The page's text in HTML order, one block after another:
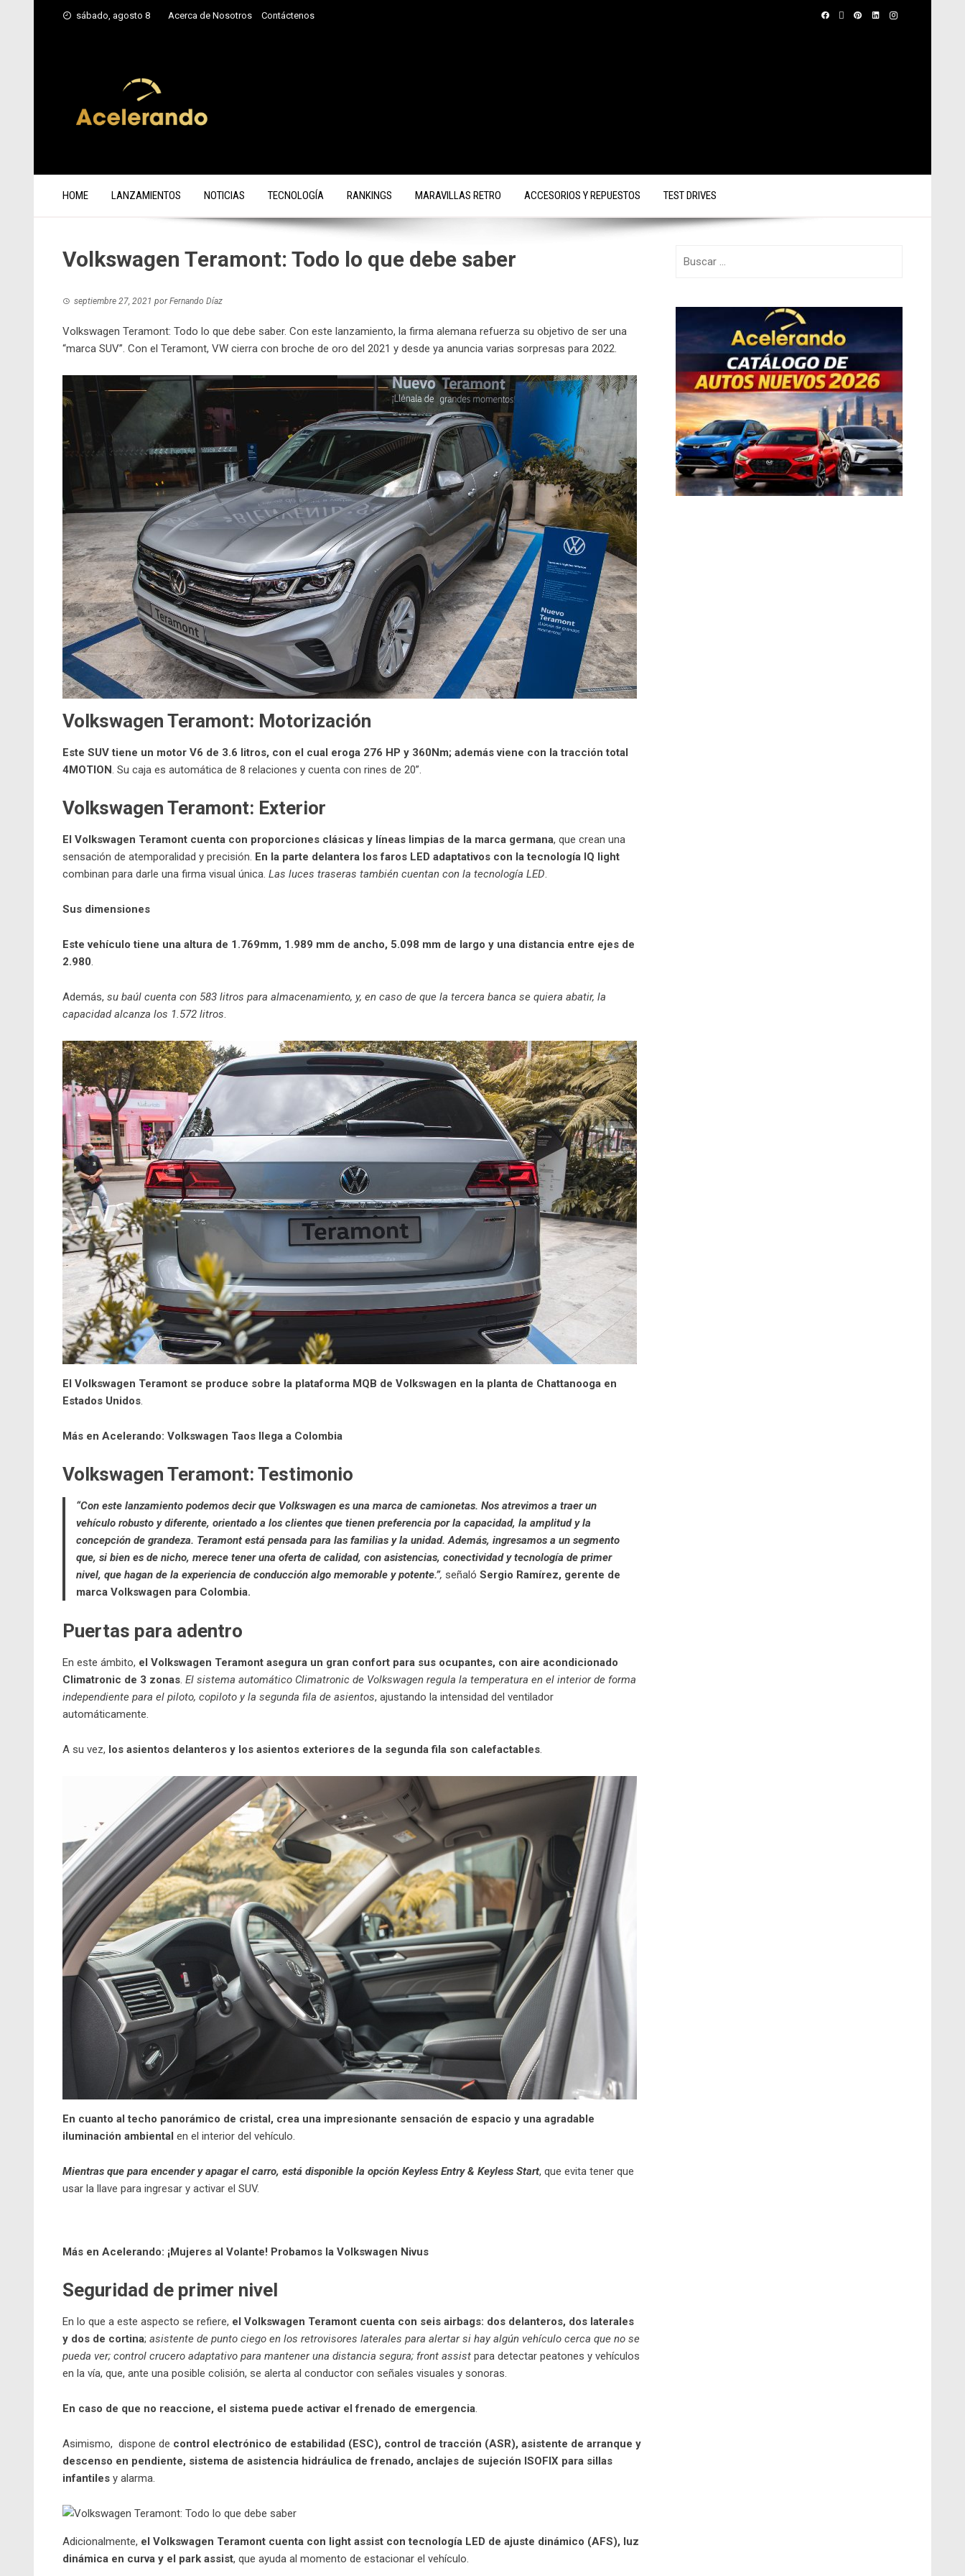
sábado, agosto 8 Acerca de Nosotros Contáctenos
HOME LANZAMIENTOS NOTICIAS TECNOLOGÍA RANKINGS MARAVILLAS RETRO ACCESORIOS Y REPUESTOS TEST DRIVES
Volkswagen Teramont: Todo lo que debe saber
septiembre 27, 2021 porFernando Díaz
Volkswagen Teramont: Todo lo que debe saber. Con este lanzamiento, la firma alemana refuerza su objetivo de ser una
“marca SUV”. Con el Teramont, VW cierra con broche de oro del 2021 y desde ya anuncia varias sorpresas para 2022.
Volkswagen Teramont: Motorización
Este SUV tiene un motor V6 de 3.6 litros, con el cual eroga 276 HP y 360Nm; además viene con la tracción total
4MOTION. Su caja es automática de 8 relaciones y cuenta con rines de 20”.
Volkswagen Teramont: Exterior
El Volkswagen Teramont cuenta con proporciones clásicas y líneas limpias de la marca germana, que crean una
sensación de atemporalidad y precisión. En la parte delantera los faros LED adaptativos con la tecnología IQ light
combinan para darle una firma visual única. Las luces traseras también cuentan con la tecnología LED.
Sus dimensiones
Este vehículo tiene una altura de 1.769mm, 1.989 mm de ancho, 5.098 mm de largo y una distancia entre ejes de
2.980.
Además, su baúl cuenta con 583 litros para almacenamiento, y, en caso de que la tercera banca se quiera abatir, la
capacidad alcanza los 1.572 litros.
El Volkswagen Teramont se produce sobre la plataforma MQB de Volkswagen en la planta de Chattanooga en
Estados Unidos.
Más en Acelerando: Volkswagen Taos llega a Colombia
Volkswagen Teramont: Testimonio
“Con este lanzamiento podemos decir que Volkswagen es una marca de camionetas. Nos atrevimos a traer un
vehículo robusto y diferente, orientado a los clientes que tienen preferencia por la capacidad, la amplitud y la
concepción de grandeza. Teramont está pensada para las familias y la unidad. Además, ingresamos a un segmento
que, si bien es de nicho, merece tener una oferta de calidad, con asistencias, conectividad y tecnología de primer
nivel, que hagan de la experiencia de conducción algo memorable y potente.”, señaló Sergio Ramírez, gerente de
marca Volkswagen para Colombia.
Puertas para adentro
En este ámbito, el Volkswagen Teramont asegura un gran confort para sus ocupantes, con aire acondicionado
Climatronic de 3 zonas. El sistema automático Climatronic de Volkswagen regula la temperatura en el interior de forma
independiente para el piloto, copiloto y la segunda fila de asientos, ajustando la intensidad del ventilador
automáticamente.
A su vez, los asientos delanteros y los asientos exteriores de la segunda fila son calefactables.
En cuanto al techo panorámico de cristal, crea una impresionante sensación de espacio y una agradable
iluminación ambiental en el interior del vehículo.
Mientras que para encender y apagar el carro, está disponible la opción Keyless Entry & Keyless Start, que evita tener que
usar la llave para ingresar y activar el SUV.
Más en Acelerando: ¡Mujeres al Volante! Probamos la Volkswagen Nivus
Seguridad de primer nivel
En lo que a este aspecto se refiere, el Volkswagen Teramont cuenta con seis airbags: dos delanteros, dos laterales
y dos de cortina; asistente de punto ciego en los retrovisores laterales para alertar si hay algún vehículo cerca que no se
pueda ver; control crucero adaptativo para mantener una distancia segura; front assist para detectar peatones y vehículos
en la vía, que, ante una posible colisión, se alerta al conductor con señales visuales y sonoras.
En caso de que no reaccione, el sistema puede activar el frenado de emergencia.
Asimismo, dispone de control electrónico de estabilidad (ESC), control de tracción (ASR), asistente de arranque y
descenso en pendiente, sistema de asistencia hidráulica de frenado, anclajes de sujeción ISOFIX para sillas
infantiles y alarma.
Adicionalmente, el Volkswagen Teramont cuenta con light assist con tecnología LED de ajuste dinámico (AFS), luz
dinámica en curva y el park assist, que ayuda al momento de estacionar el vehículo.